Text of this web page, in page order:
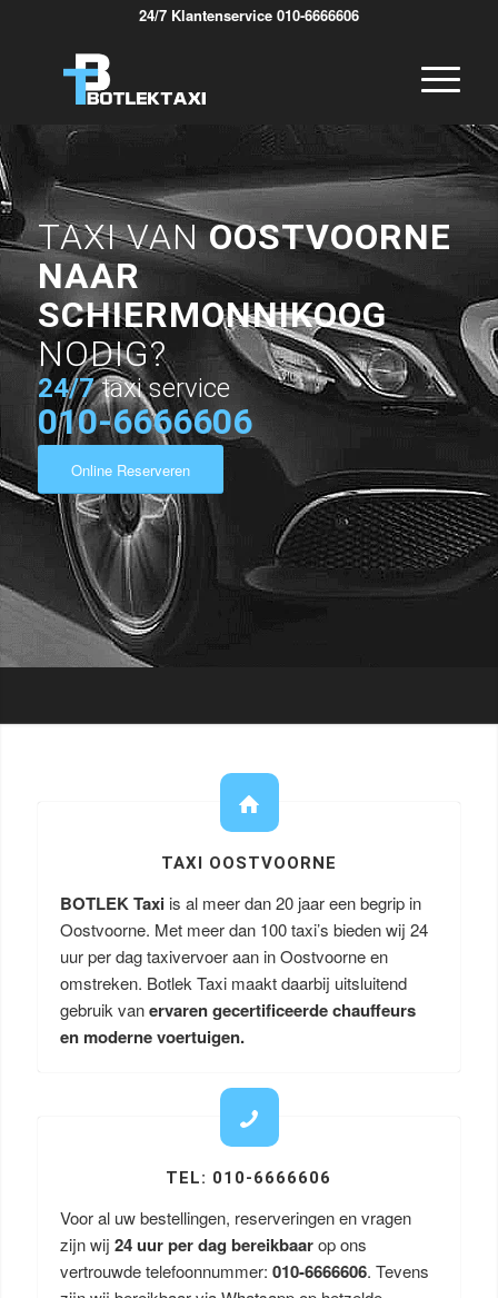
24/7 Klantenservice 010-6666606
TAXI VANOOSTVOORNE
NAAR
SCHIERMONNIKOOG
NODIG?
24/7 taxi service
010-6666606
Online Reserveren
TAXI OOSTVOORNE
BOTLEK Taxi is al meer dan 20 jaar een begrip in
Oostvoorne. Met meer dan 100 taxi’s bieden wij 24
uur per dag taxivervoer aan in Oostvoorne en
omstreken. Botlek Taxi maakt daarbij uitsluitend
gebruik vanervaren gecertificeerde chauffeurs
en moderne voertuigen.
TEL: 010-6666606
Voor al uw bestellingen, reserveringen en vragen
zijn wij 24 uur per dag bereikbaarop ons
vertrouwde telefoonnummer: 010-6666606. Tevens